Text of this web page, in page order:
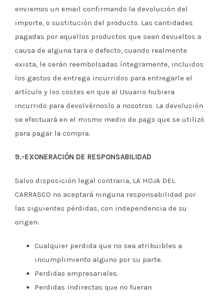
enviemos un email confirmando la devolución del
importe, o sustitución del producto. Las cantidades
pagadas por aquellos productos que sean devueltos a
causa de alguna tara o defecto, cuando realmente
exista, le serán reembolsadas íntegramente, incluidos
los gastos de entrega incurridos para entregarle el
artículo y los costes en que al Usuario hubiera
incurrido para devolvérnoslo a nosotros. La devolución
se efectuará en el mismo medio de pago que se utilizó
para pagar la compra.
9.-EXONERACIÓN DE RESPONSABILIDAD
Salvo disposición legal contraria, LA HOJA DEL
CARRASCO no aceptará ninguna responsabilidad por
las siguientes pérdidas, con independencia de su
origen:
Cualquier perdida que no sea atribuibles a
incumplimiento alguno por su parte.
Perdidas empresariales.
Perdidas indirectas que no fueran